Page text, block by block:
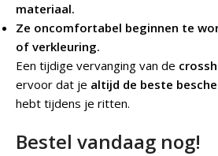
materiaal.
Ze oncomfortabel beginnen te
of verkleuring.
Een tijdige vervanging van de
ervoor dat je altijd de beste
hebt tijdens je ritten.
Bestel vandaag nog!